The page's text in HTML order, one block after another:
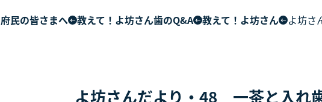
府民の皆さまへ 教えて！よ坊さん歯のQ&A 教えて！よ坊さん よ坊さ
よ坊さんだより・48 一茶と入れ